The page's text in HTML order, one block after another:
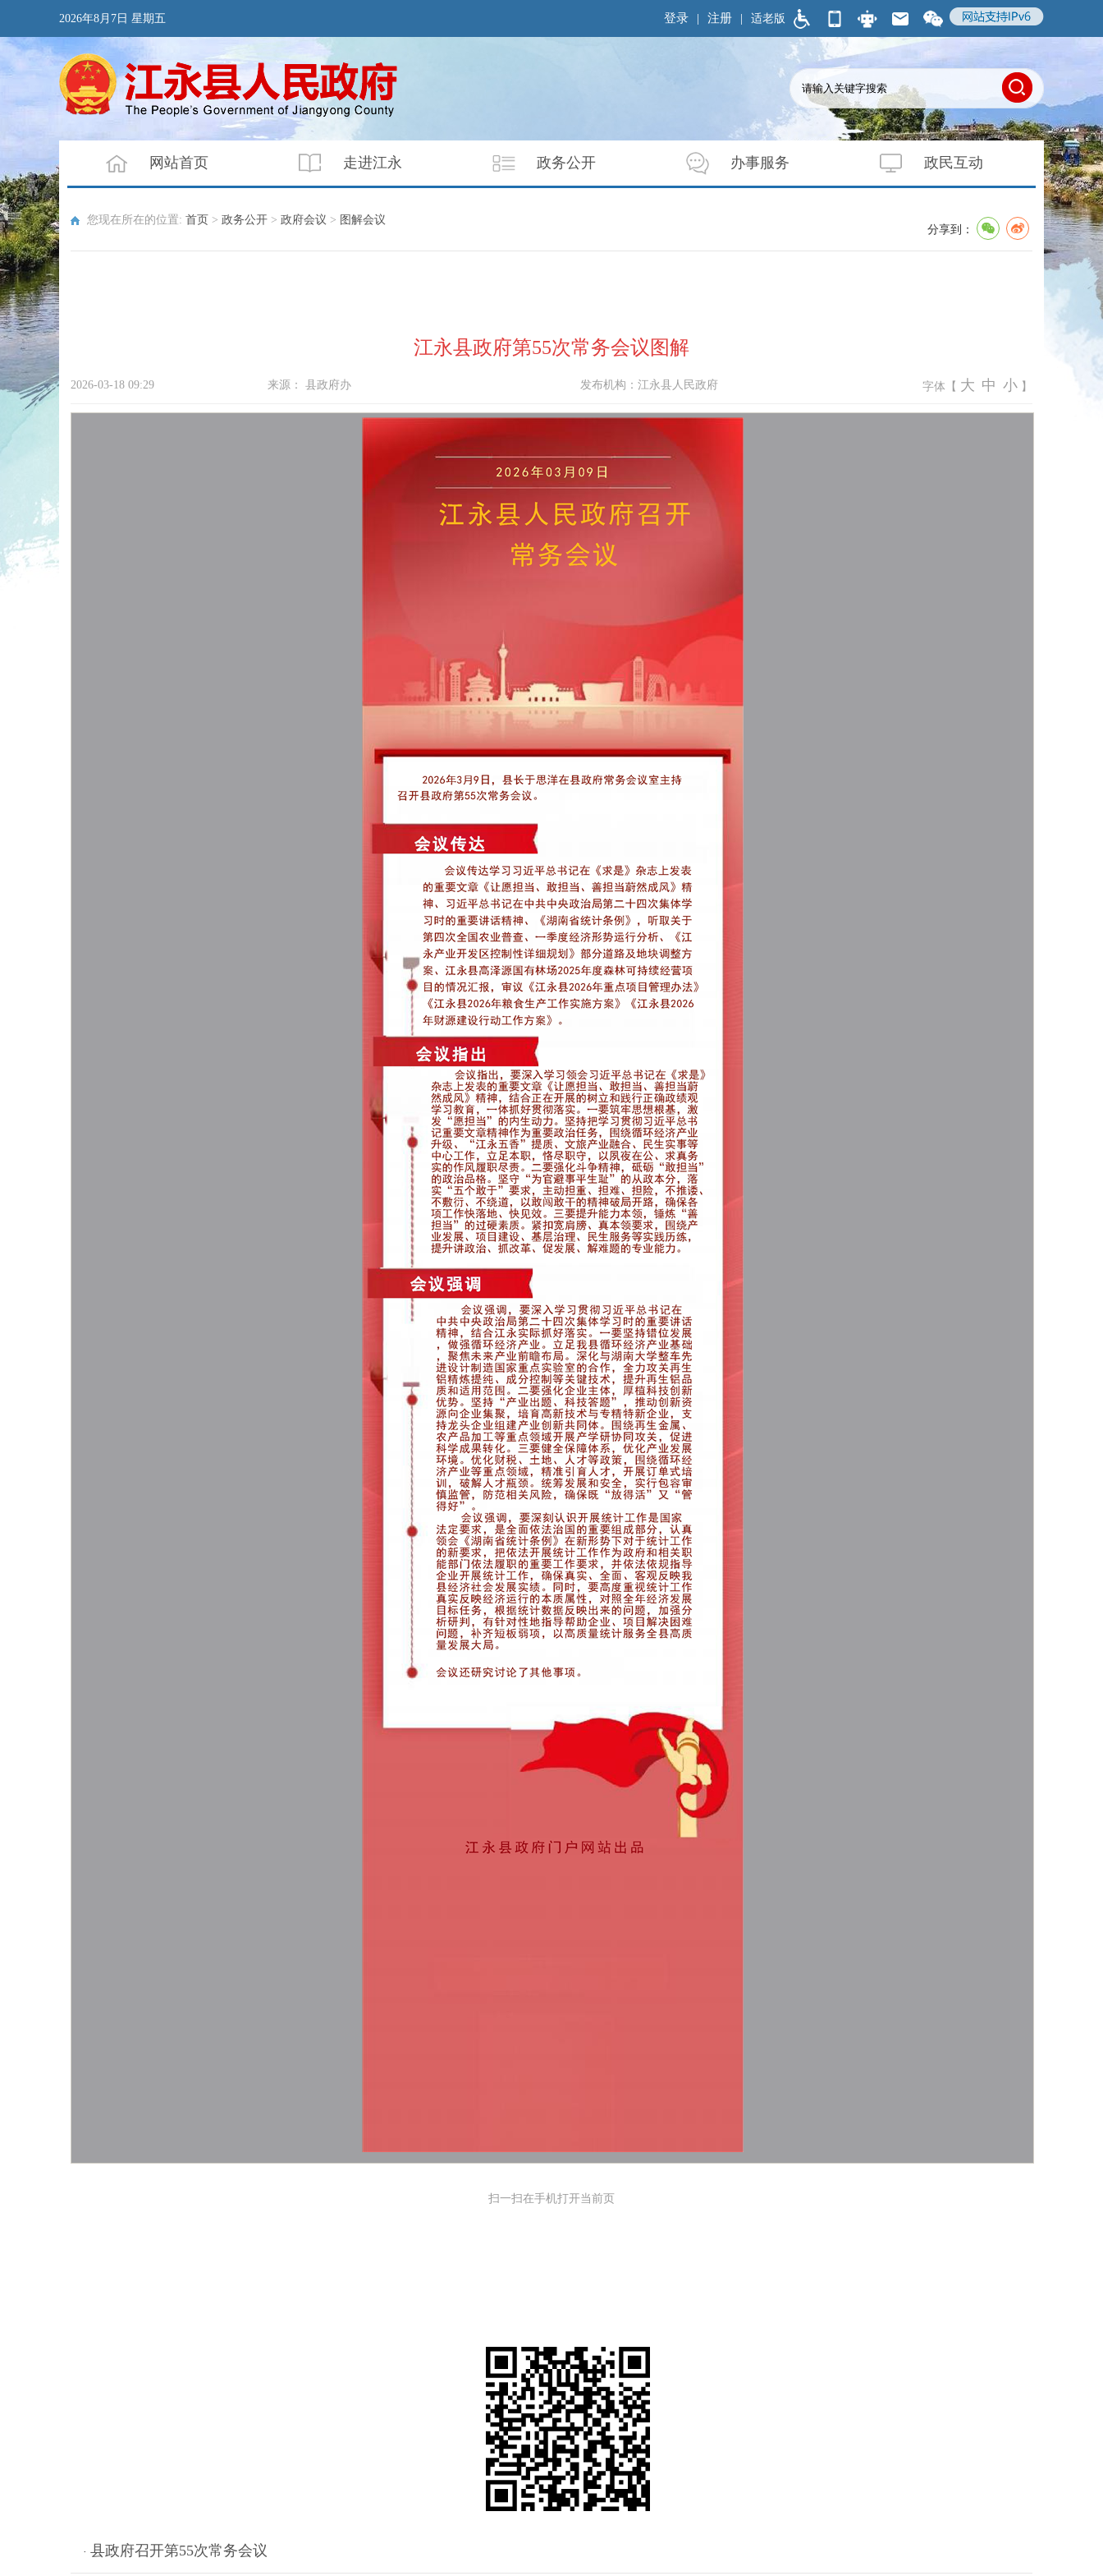
2026年8月7日 星期五 适老版
登录 | 注册 |
网站首页 走进江永 政务公开 办事服务 政民互动
您现在所在的位置: 首页 > 政务公开 > 政府会议 > 图解会议
分享到：
江永县政府第55次常务会议图解
2026-03-18 09:29 来源：县政府办 发布机构：江永县人民政府 字体【 大 中 小 】
扫一扫在手机打开当前页
· 县政府召开第55次常务会议